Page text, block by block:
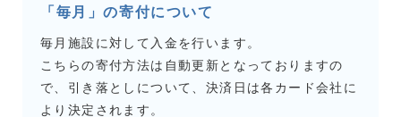
「毎月」の寄付について
毎月施設に対して入金を行います。
こちらの寄付方法は自動更新となっておりますの
で、引き落としについて、決済日は各カード会社に
より決定されます。